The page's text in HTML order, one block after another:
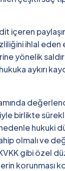
içeren
ihlal
yönelik
aykırı
birlikte
hukuki
olmalı ve
gibi özel
korunması